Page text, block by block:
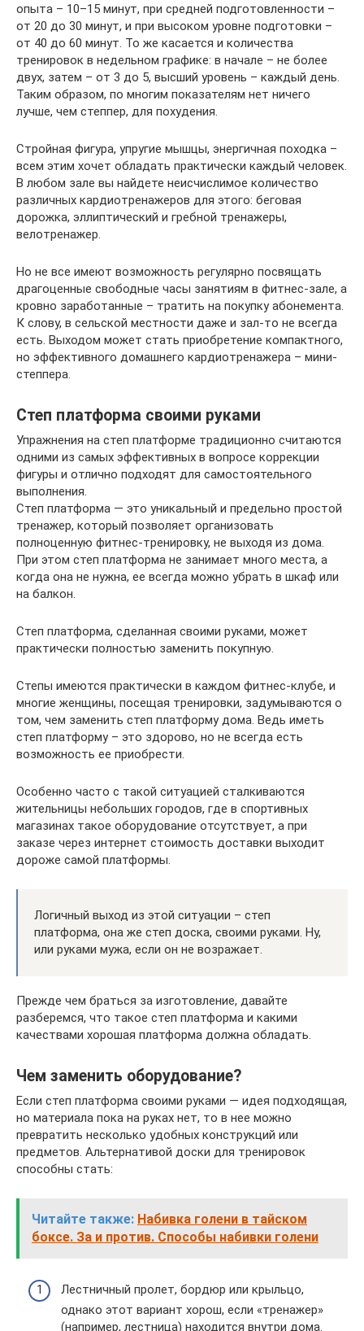
опыта – 10–15 минут, при средней подготовленности –
от 20 до 30 минут, и при высоком уровне подготовки –
от 40 до 60 минут. То же касается и количества
тренировок в недельном графике: в начале – не более
двух, затем – от 3 до 5, высший уровень – каждый день.
Таким образом, по многим показателям нет ничего
лучше, чем степпер, для похудения.
Стройная фигура, упругие мышцы, энергичная походка –
всем этим хочет обладать практически каждый человек.
В любом зале вы найдете неисчислимое количество
различных кардиотренажеров для этого: беговая
дорожка, эллиптический и гребной тренажеры,
велотренажер.
Но не все имеют возможность регулярно посвящать
драгоценные свободные часы занятиям в фитнес-зале, а
кровно заработанные – тратить на покупку абонемента.
К слову, в сельской местности даже и зал-то не всегда
есть. Выходом может стать приобретение компактного,
но эффективного домашнего кардиотренажера – мини-
степпера.
Степ платформа своими руками
Упражнения на степ платформе традиционно считаются
одними из самых эффективных в вопросе коррекции
фигуры и отлично подходят для самостоятельного
выполнения.
Степ платформа — это уникальный и предельно простой
тренажер, который позволяет организовать
полноценную фитнес-тренировку, не выходя из дома.
При этом степ платформа не занимает много места, а
когда она не нужна, ее всегда можно убрать в шкаф или
на балкон.
Степ платформа, сделанная своими руками, может
практически полностью заменить покупную.
Степы имеются практически в каждом фитнес-клубе, и
многие женщины, посещая тренировки, задумываются о
том, чем заменить степ платформу дома. Ведь иметь
степ платформу – это здорово, но не всегда есть
возможность ее приобрести.
Особенно часто с такой ситуацией сталкиваются
жительницы небольших городов, где в спортивных
магазинах такое оборудование отсутствует, а при
заказе через интернет стоимость доставки выходит
дороже самой платформы.
Логичный выход из этой ситуации – степ
платформа, она же степ доска, своими руками. Ну,
или руками мужа, если он не возражает.
Прежде чем браться за изготовление, давайте
разберемся, что такое степ платформа и какими
качествами хорошая платформа должна обладать.
Чем заменить оборудование?
Если степ платформа своими руками — идея подходящая,
но материала пока на руках нет, то в нее можно
превратить несколько удобных конструкций или
предметов. Альтернативой доски для тренировок
способны стать:
Читайте также: Набивка голени в тайском
боксе. За и против. Способы набивки голени
Лестничный пролет, бордюр или крыльцо,
однако этот вариант хорош, если «тренажер»
(например, лестница) находится внутри дома.